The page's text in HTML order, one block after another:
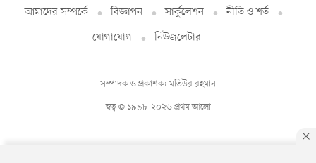
আমাদের সম্পর্কে বিজ্ঞাপন সার্কুলেশন
নীতি ও শর্ত
যোগাযোগ
নিউজলেটার
স্বত্ব © ১৯৯৮-২০২৬ প্রথম আলো
সম্পাদক ও প্রকাশক: মতিউর রহমান